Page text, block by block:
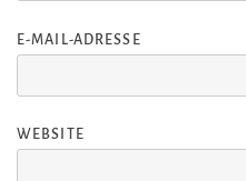
E-MAIL-ADRESSE
WEBSITE